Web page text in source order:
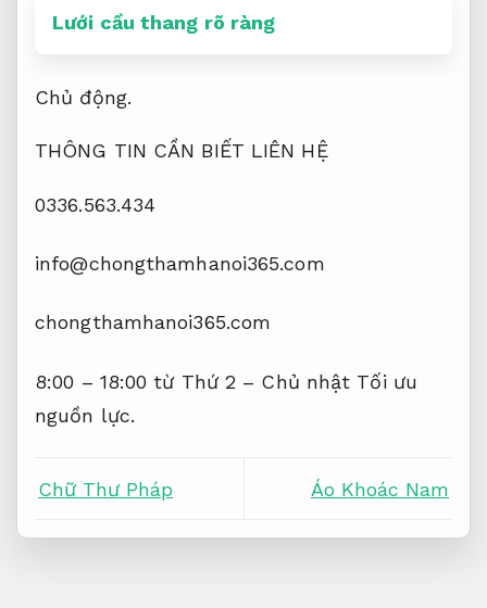
Lưới cầu thang rõ ràng
Chủ động.
THÔNG TIN CẦN BIẾT LIÊN HỆ
0336.563.434
info@chongthamhanoi365.com
chongthamhanoi365.com
8:00 – 18:00 từ Thứ 2 – Chủ nhật Tối ưu
nguồn lực.
Chữ Thư Pháp Áo Khoác Nam